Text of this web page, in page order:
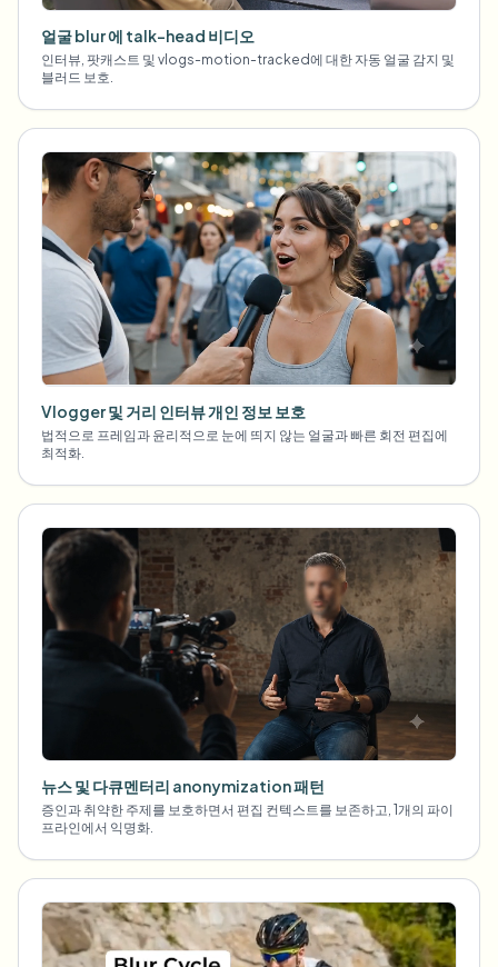
얼굴 blur 에 talk-head 비디오
인터뷰, 팟캐스트 및 vlogs-motion-tracked에 대한 자동 얼굴 감지 및
블러드 보호.
Vlogger 및 거리 인터뷰 개인 정보 보호
법적으로 프레임과 윤리적으로 눈에 띄지 않는 얼굴과 빠른 회전 편집에
최적화.
뉴스 및 다큐멘터리 anonymization 패턴
증인과 취약한 주제를 보호하면서 편집 컨텍스트를 보존하고, 1개의 파이
프라인에서 익명화.